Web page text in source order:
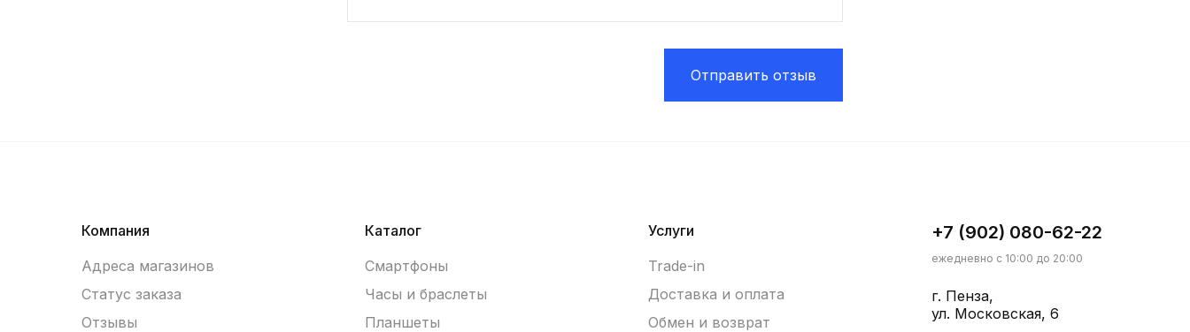
Отправить отзыв
Компания
Адреса магазинов
Статус заказа
Отзывы
Каталог
Смартфоны
Часы и браслеты
Планшеты
Услуги
Trade-in
Доставка и оплата
Обмен и возврат
+7 (902) 080-62-22
ежедневно с 10:00 до 20:00
г. Пенза,
ул. Московская, 6